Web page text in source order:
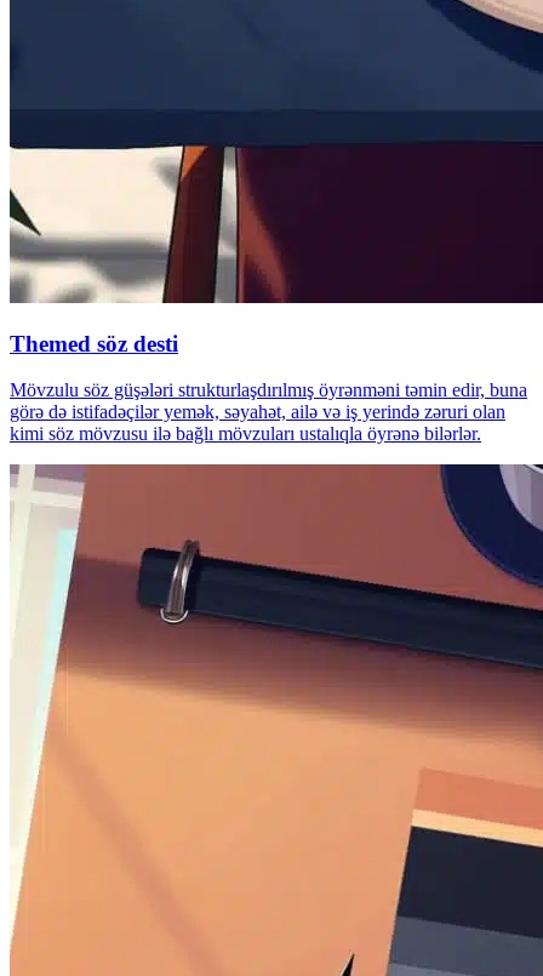
Themed söz desti
Mövzulu söz güşələri strukturlaşdırılmış öyrənməni təmin edir, buna
görə də istifadəçilər yemək, səyahət, ailə və iş yerində zəruri olan
kimi söz mövzusu ilə bağlı mövzuları ustalıqla öyrənə bilərlər.